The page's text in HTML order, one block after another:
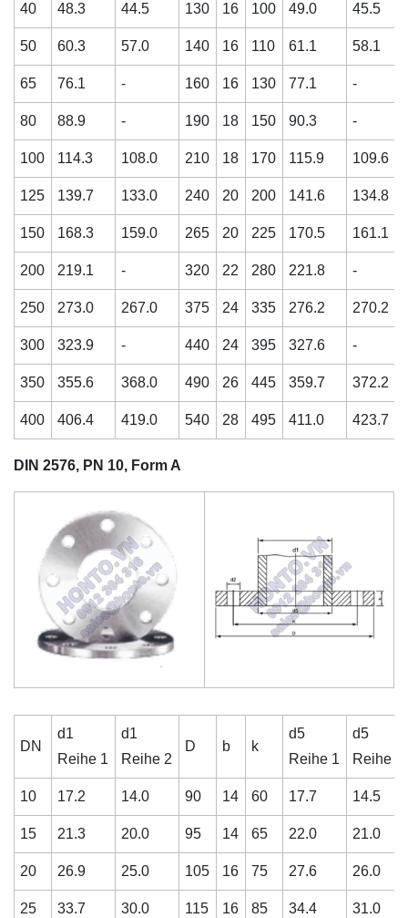
40 48.3 44.5 130 16 100 49.0 45.5
50 60.3 57.0 140 16 110 61.1 58.1
65 76.1 - 160 16 130 77.1 -
80 88.9 - 190 18 150 90.3 -
100 114.3 108.0 210 18 170 115.9 109.6
125 139.7 133.0 240 20 200 141.6 134.8
150 168.3 159.0 265 20 225 170.5 161.1
200 219.1 - 320 22 280 221.8 -
250 273.0 267.0 375 24 335 276.2 270.2
300 323.9 - 440 24 395 327.6 -
350 355.6 368.0 490 26 445 359.7 372.2
400 406.4 419.0 540 28 495 411.0 423.7
DIN 2576, PN 10, Form A
DN
d1
Reihe 1
d1
Reihe 2
D b k
d5
Reihe 1
d5
Reihe 2
10 17.2 14.0 90 14 60 17.7 14.5
15 21.3 20.0 95 14 65 22.0 21.0
20 26.9 25.0 105 16 75 27.6 26.0
25 33.7 30.0 115 16 85 34.4 31.0